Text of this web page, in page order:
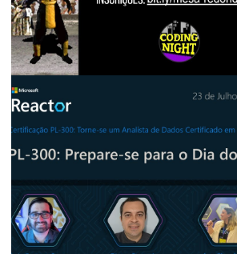
EVENTOS E PALESTRAS
[Live] - Canal Coding Night -
Redonda #231: Devs x DBAs
dados, containers, DevOps
- 1a edição
13 de agosto de 2025 4 min de leitura